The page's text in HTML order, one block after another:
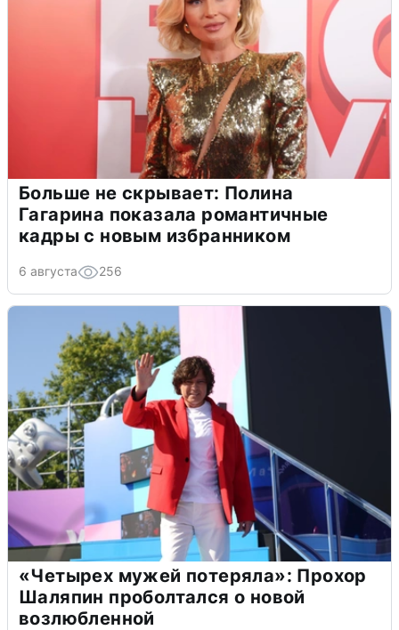
Больше не скрывает: Полина
Гагарина показала романтичные
кадры с новым избранником
6 августа 256
«Четырех мужей потеряла»: Прохор
Шаляпин проболтался о новой
возлюбленной